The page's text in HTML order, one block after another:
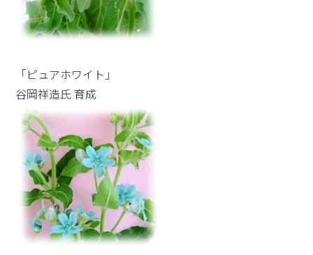
「ピュアホワイト」
谷岡祥造氏 育成